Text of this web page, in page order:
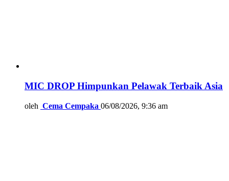
MIC DROP Himpunkan Pelawak Terbaik Asia
oleh Cema Cempaka 06/08/2026, 9:36 am